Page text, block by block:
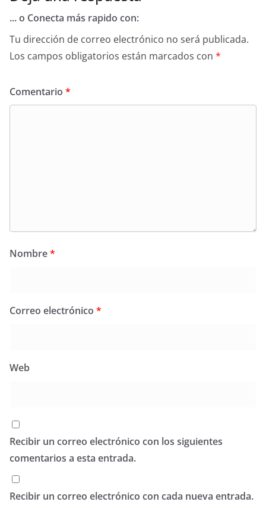
... o Conecta más rapido con:
Tu dirección de correo electrónico no será publicada.
Los campos obligatorios están marcados con *
Comentario *
Nombre*
Correo electrónico *
Web
Recibir un correo electrónico con los siguientes
comentarios a esta entrada.
Recibir un correo electrónico con cada nueva entrada.